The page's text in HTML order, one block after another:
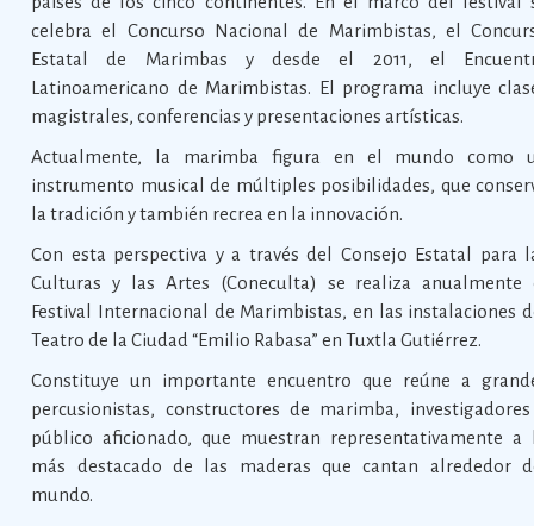
celebra el Concurso Nacional de Marimbistas, el
Estatal de Marimbas y desde el 2011, el
Latinoamericano de Marimbistas. El programa incluye
magistrales, conferencias y presentaciones artísticas.
Actualmente, la marimba figura en el mundo como
instrumento musical de múltiples posibilidades, que
la tradición y también recrea en la innovación.
Con esta perspectiva y a través del Consejo Estatal para
Culturas y las Artes (Coneculta) se realiza anualmente
Festival Internacional de Marimbistas, en las instalaciones
Teatro de la Ciudad “Emilio Rabasa” en Tuxtla Gutiérrez.
Constituye un importante encuentro que reúne a
percusionistas, constructores de marimba,
público aficionado, que muestran representativamente a
más destacado de las maderas que cantan alrededor
mundo.